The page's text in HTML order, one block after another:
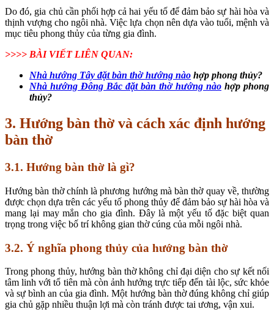
Do đó, gia chủ cần phối hợp cả hai yếu tố để đảm bảo sự hài hòa và
thịnh vượng cho ngôi nhà. Việc lựa chọn nên dựa vào tuổi, mệnh và
mục tiêu phong thủy của từng gia đình.
>>>> BÀI VIẾT LIÊN QUAN:
Nhà hướng Tây đặt bàn thờ hướng nào hợp phong thủy?
Nhà hướng Đông Bắc đặt bàn thờ hướng nào hợp phong
thủy?
3. Hướng bàn thờ và cách xác định hướng
bàn thờ
3.1. Hướng bàn thờ là gì?
Hướng bàn thờ chính là phương hướng mà bàn thờ quay về, thường
được chọn dựa trên các yếu tố phong thủy để đảm bảo sự hài hòa và
mang lại may mắn cho gia đình. Đây là một yếu tố đặc biệt quan
trọng trong việc bố trí không gian thờ cúng của mỗi ngôi nhà.
3.2. Ý nghĩa phong thủy của hướng bàn thờ
Trong phong thủy, hướng bàn thờ không chỉ đại diện cho sự kết nối
tâm linh với tổ tiên mà còn ảnh hưởng trực tiếp đến tài lộc, sức khỏe
và sự bình an của gia đình. Một hướng bàn thờ đúng không chỉ giúp
gia chủ gặp nhiều thuận lợi mà còn tránh được tai ương, vận xui.